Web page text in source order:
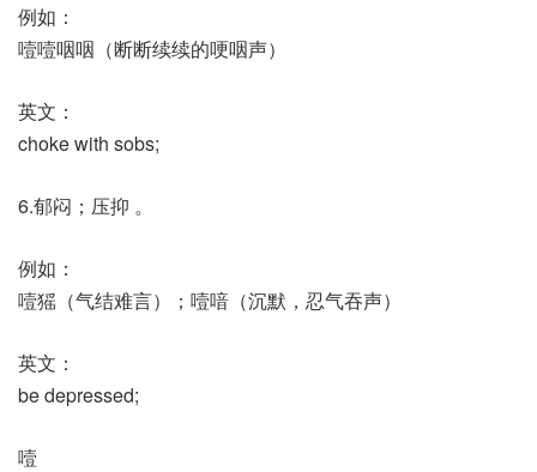
例如：
噎噎咽咽（断断续续的哽咽声）
英文：
choke with sobs;
6.郁闷；压抑 。
例如：
噎猺（气结难言）；噎喑（沉默，忍气吞声）
英文：
be depressed;
噎